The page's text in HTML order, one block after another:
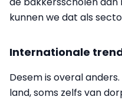
kunnen we dat als
Internationale
Desem is overal
land, soms zelfs van